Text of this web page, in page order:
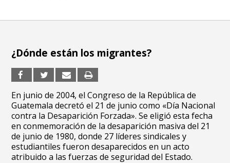
¿Dónde están los migrantes?
En junio de 2004, el Congreso de la República de
Guatemala decretó el 21 de junio como «Día Nacional
contra la Desaparición Forzada». Se eligió esta fecha
en conmemoración de la desaparición masiva del 21
de junio de 1980, donde 27 líderes sindicales y
estudiantiles fueron desaparecidos en un acto
atribuido a las fuerzas de seguridad del Estado.